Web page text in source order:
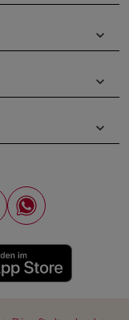
keyboard_arrow_down
keyboard_arrow_down
keyboard_arrow_down